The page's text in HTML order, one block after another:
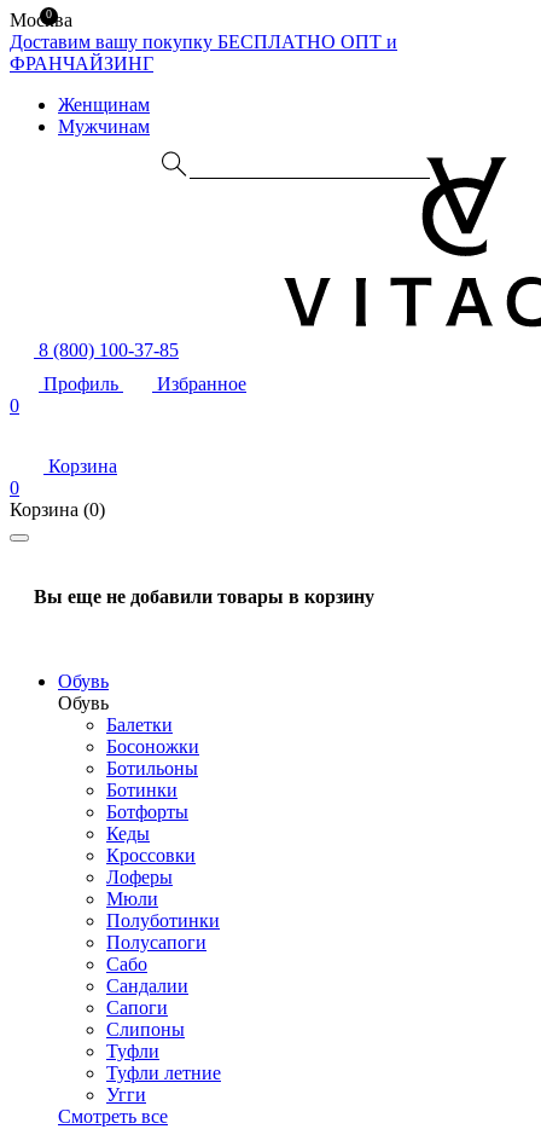
Москва
Доставим вашу покупку БЕСПЛАТНО ОПТ и
ФРАНЧАЙЗИНГ
Женщинам
Мужчинам
8 (800) 100-37-85
Профиль
Избранное
0
Корзина
0
Корзина (0)
Вы еще не добавили товары в корзину
Обувь
Обувь
Балетки
Босоножки
Ботильоны
Ботинки
Ботфорты
Кеды
Кроссовки
Лоферы
Мюли
Полуботинки
Полусапоги
Сабо
Сандалии
Сапоги
Слипоны
Туфли
Туфли летние
Угги
Смотреть все
0